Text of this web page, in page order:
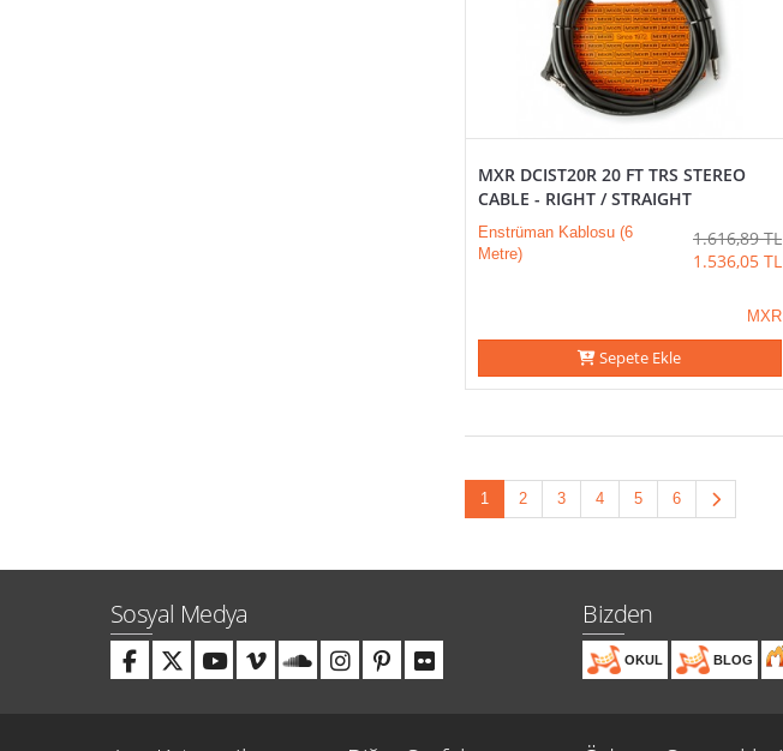
MXR DCIST20R 20 FT TRS STEREO
CABLE - RIGHT / STRAIGHT
Enstrüman Kablosu (6
Metre)
1.616,89 TL
1.536,05 TL
MXR
Sepete Ekle
1 2 3 4 5 6
Sosyal Medya Bizden
OKUL BLOG